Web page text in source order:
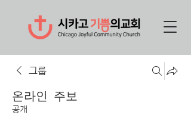
그룹
온라인 주보
공개